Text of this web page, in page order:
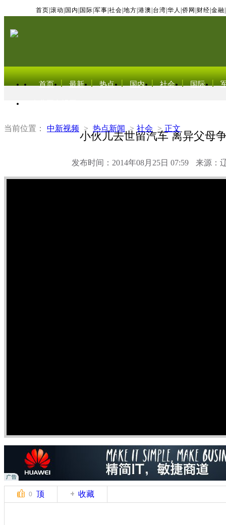
首页 滚动 国内 国际 军事 社会 地方 港澳 台湾 华人 侨网 财经 金融
首页 最新 热点 国内 社会 国际
当前位置： 中新视频 > 热点新闻 > 社会 > 正文
小伙儿去世留汽车 离异父母
发布时间：2014年08月25日 07:59 来源：
0 顶 收藏